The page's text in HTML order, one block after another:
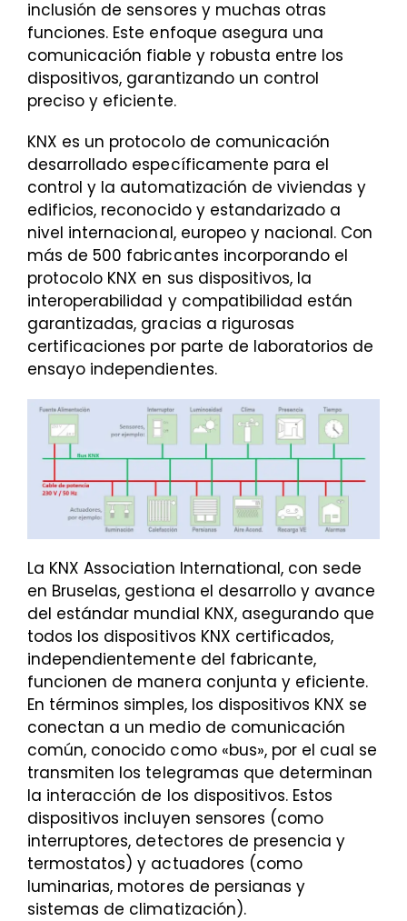
inclusión de sensores y muchas otras
funciones. Este enfoque asegura una
comunicación fiable y robusta entre los
dispositivos, garantizando un control
preciso y eficiente.
KNX es un protocolo de comunicación
desarrollado específicamente para el
control y la automatización de viviendas y
edificios, reconocido y estandarizado a
nivel internacional, europeo y nacional. Con
más de 500 fabricantes incorporando el
protocolo KNX en sus dispositivos, la
interoperabilidad y compatibilidad están
garantizadas, gracias a rigurosas
certificaciones por parte de laboratorios de
ensayo independientes.
La KNX Association International, con sede
en Bruselas, gestiona el desarrollo y avance
del estándar mundial KNX, asegurando que
todos los dispositivos KNX certificados,
independientemente del fabricante,
funcionen de manera conjunta y eficiente.
En términos simples, los dispositivos KNX se
conectan a un medio de comunicación
común, conocido como «bus», por el cual se
transmiten los telegramas que determinan
la interacción de los dispositivos. Estos
dispositivos incluyen sensores (como
interruptores, detectores de presencia y
termostatos) y actuadores (como
luminarias, motores de persianas y
sistemas de climatización).